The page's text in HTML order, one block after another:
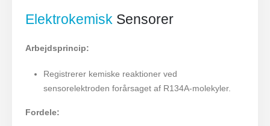
Elektrokemisk Sensorer
Arbejdsprincip:
Registrerer kemiske reaktioner ved
sensorelektroden forårsaget af R134A-molekyler.
Fordele: